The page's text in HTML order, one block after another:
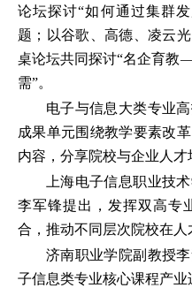
论坛探讨“如何通过集群
题；以谷歌、高德、凌云
桌论坛共同探讨“名企育教
需”。
电子与信息大类专业
成果单元围绕教学要素改
内容，分享院校与企业人才
上海电子信息职业技
李军锋提出，发挥双高专
合，推动不同层次院校在人
济南职业学院副教授
子信息类专业核心课程产业